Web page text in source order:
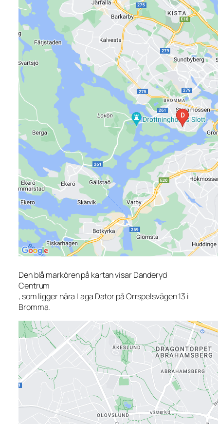
Den blå markören på kartan visar Danderyd
Centrum
, som ligger nära Laga Dator på Orrspelsvägen 13 i
Bromma.